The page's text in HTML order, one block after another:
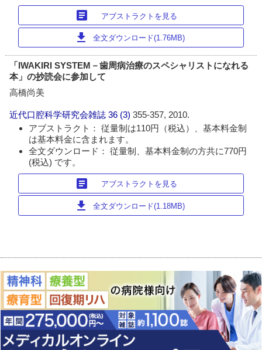
article アブストラクトを見る
download 全文ダウンロード(1.76MB)
「IWAKIRI SYSTEM－歯周病治療のスペシャリストになれる
本」の抄読会に参加して
高橋尚美
近代口腔科学研究会雑誌 36 (3)355-357, 2010.
アブストラクト： 従量制は110円（税込）、基本料金制
は基本料金に含まれます。
全文ダウンロード： 従量制、基本料金制の方共に770円
(税込) です。
article アブストラクトを見る
download 全文ダウンロード(1.18MB)